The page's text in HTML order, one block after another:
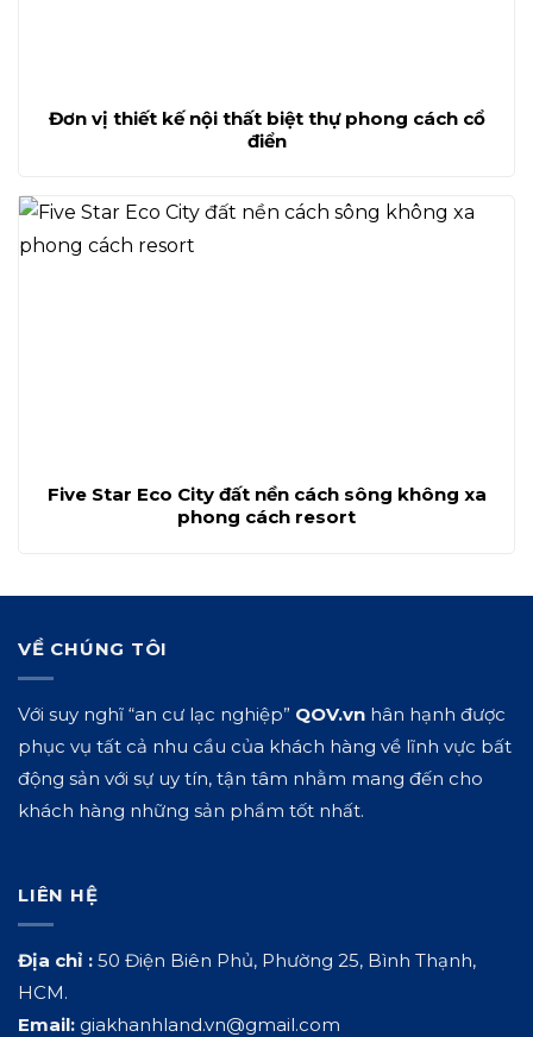
Đơn vị thiết kế nội thất biệt thự phong cách cổ
điển
Five Star Eco City đất nền cách sông không xa
phong cách resort
VỀ CHÚNG TÔI
Với suy nghĩ “an cư lạc nghiệp” QOV.vn hân hạnh được
phục vụ tất cả nhu cầu của khách hàng về lĩnh vực bất
động sản với sự uy tín, tận tâm nhằm mang đến cho
khách hàng những sản phẩm tốt nhất.
LIÊN HỆ
Địa chỉ : 50 Điện Biên Phủ, Phường 25, Bình Thạnh,
HCM.
Email: giakhanhland.vn@gmail.com